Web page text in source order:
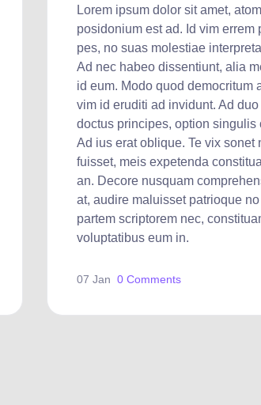
Lorem ipsum dolor sit amet,
posidonium est ad. Id vim errem
pes, no suas molestiae
Ad nec habeo dissentiunt, alia
id eum. Modo quod democritum
vim id eruditi ad invidunt. Ad
doctus principes, option singulis
Ad ius erat oblique. Te vix sonet
fuisset, meis expetenda
an. Decore nusquam
at, audire maluisset patrioque
partem scriptorem nec,
voluptatibus eum in.
07 Jan 0 Comments